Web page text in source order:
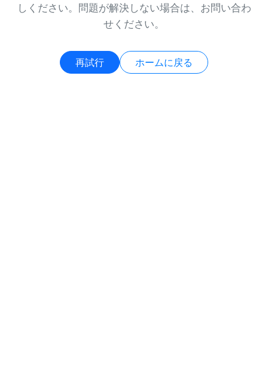
しください。問題が解決しない場合は、お問い合わ
せください。
再試行 ホームに戻る